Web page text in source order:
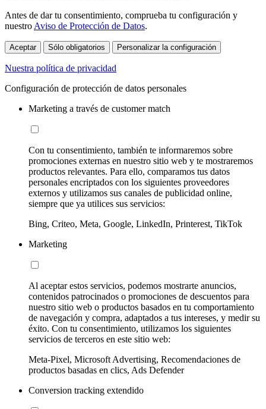
Antes de dar tu consentimiento, comprueba tu configuración y
nuestro Aviso de Protección de Datos.
Aceptar Sólo obligatorios Personalizar la configuración
Nuestra política de privacidad
Configuración de protección de datos personales
Marketing a través de customer match
Con tu consentimiento, también te informaremos sobre
promociones externas en nuestro sitio web y te mostraremos
productos relevantes. Para ello, comparamos tus datos
personales encriptados con los siguientes proveedores
externos y utilizamos sus canales de publicidad online,
siempre que ya utilices sus servicios:
Bing, Criteo, Meta, Google, LinkedIn, Printerest, TikTok
Marketing
Al aceptar estos servicios, podemos mostrarte anuncios,
contenidos patrocinados o promociones de descuentos para
nuestro sitio web o productos basados en tu comportamiento
de navegación y compra, adaptados a tus intereses, y medir su
éxito. Con tu consentimiento, utilizamos los siguientes
servicios de terceros en este sitio web:
Meta-Pixel, Microsoft Advertising, Recomendaciones de
productos basadas en clics, Ads Defender
Conversion tracking extendido